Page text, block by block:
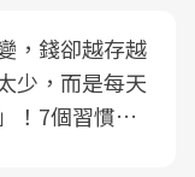
，錢卻越存越
少，而是每天
！7個習慣一